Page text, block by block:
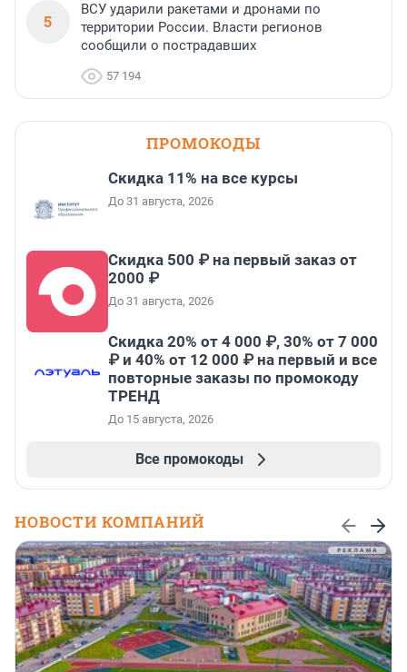
5
ВСУ ударили ракетами и дронами по
территории России. Власти регионов
сообщили о пострадавших
57 194
ПРОМОКОДЫ
Скидка 11% на все курсы
До 31 августа, 2026
Скидка 500 ₽ на первый заказ от
2000 ₽
До 31 августа, 2026
Скидка 20% от 4 000 ₽, 30% от 7 000
₽ и 40% от 12 000 ₽ на первый и все
повторные заказы по промокоду
ТРЕНД
До 15 августа, 2026
Все промокоды
НОВОСТИ КОМПАНИЙ